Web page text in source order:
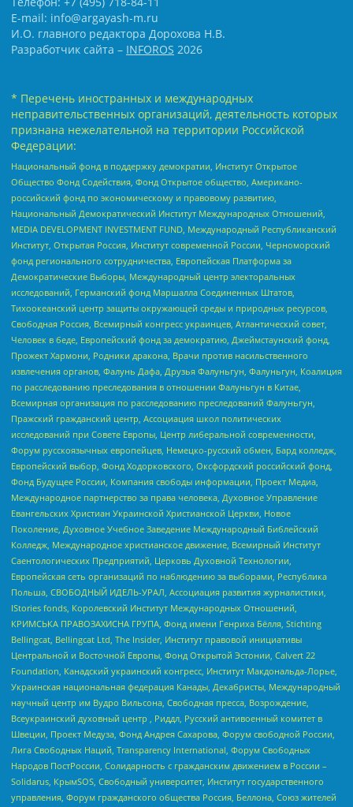
E-mail: info@argayash-m.ru
И.О. главного редактора Дорохова Н.В.
Разработчик сайта – INFOROS 2026
* Перечень иностранных и международных
неправительственных организаций, деятельность которых
признана нежелательной на территории Российской
Федерации:
Национальный фонд в поддержку демократии, Институт Открытое
Общество Фонд Содействия, Фонд Открытое общество, Американо-
российский фонд по экономическому и правовому развитию,
Национальный Демократический Институт Международных Отношений,
MEDIA DEVELOPMENT INVESTMENT FUND, Международный Республиканский
Институт, Открытая Россия, Институт современной России, Черноморский
фонд регионального сотрудничества, Европейская Платформа за
Демократические Выборы, Международный центр электоральных
исследований, Германский фонд Маршалла Соединенных Штатов,
Тихоокеанский центр защиты окружающей среды и природных ресурсов,
Свободная Россия, Всемирный конгресс украинцев, Атлантический совет,
Человек в беде, Европейский фонд за демократию, Джеймстаунский фонд,
Прожект Хармони, Родники дракона, Врачи против насильственного
извлечения органов, Фалунь Дафа, Друзья Фалуньгун, Фалуньгун, Коалиция
по расследованию преследования в отношении Фалуньгун в Китае,
Всемирная организация по расследованию преследований Фалуньгун,
Пражский гражданский центр, Ассоциация школ политических
исследований при Совете Европы, Центр либеральной современности,
Форум русскоязычных европейцев, Немецко-русский обмен, Бард колледж,
Европейский выбор, Фонд Ходорковского, Оксфордский российский фонд,
Фонд Будущее России, Компания свободы информации, Проект Медиа,
Международное партнерство за права человека, Духовное Управление
Евангельских Христиан Украинской Христианской Церкви, Новое
Поколение, Духовное Учебное Заведение Международный Библейский
Колледж, Международное христианское движение, Всемирный Институт
Саентологических Предприятий, Церковь Духовной Технологии,
Европейская сеть организаций по наблюдению за выборами, Республика
Польша, СВОБОДНЫЙ ИДЕЛЬ-УРАЛ, Ассоциация развития журналистики,
IStories fonds, Королевский Институт Международных Отношений,
КРИМСЬКА ПРАВОЗАХИСНА ГРУПА, Фонд имени Генриха Бёлля, Stichting
Bellingcat, Bellingcat Ltd, The Insider, Институт правовой инициативы
Центральной и Восточной Европы, Фонд Открытой Эстонии, Calvert 22
Foundation, Канадский украинский конгресс, Институт Макдональда-Лорье,
Украинская национальная федерация Канады, Декабристы, Международный
научный центр им Вудро Вильсона, Свободная пресса, Возрождение,
Всеукраинский духовный центр , Риддл, Русский антивоенный комитет в
Швеции, Проект Медуза, Фонд Андрея Сахарова, Форум свободной России,
Лига Свободных Наций, Transparеncy International, Форум Свободных
Народов ПостРоссии, Солидарность с гражданским движением в России –
Solidarus, КрымSOS, Свободный университет, Институт государственного
управления, Форум гражданского общества Россия, Беллона, Союз жителей